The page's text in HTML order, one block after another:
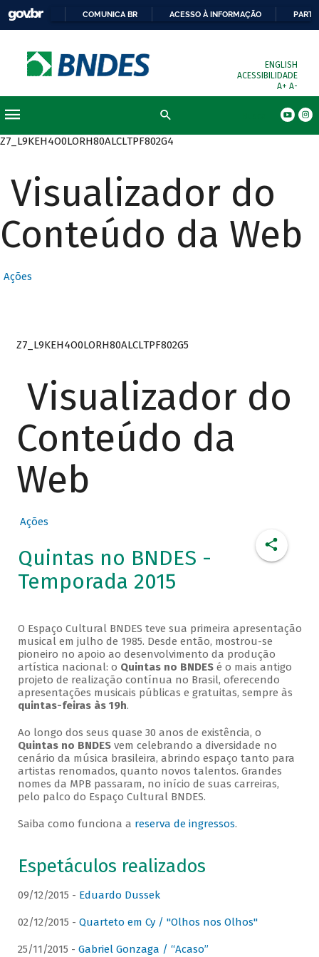
COMUNICA BR ACESSO À INFORMAÇÃO
ENGLISH
ACESSIBILIDADE
A+ A-
Z7_L9KEH4O0LORH80ALCLTPF802G4
Visualizador do
Conteúdo da Web
Ações
Z7_L9KEH4O0LORH80ALCLTPF802G5
Visualizador do
Conteúdo da
Web
Ações
Quintas no BNDES -
Temporada 2015
O Espaço Cultural BNDES teve sua primeira apresentação
musical em julho de 1985. Desde então, mostrou-se
pioneiro no apoio ao desenvolvimento da produção
artística nacional: o Quintas no BNDESé o mais antigo
projeto de realização contínua no Brasil, oferecendo
apresentações musicais públicas e gratuitas, sempre às
quintas-feiras às 19h.
Ao longo dos seus quase 30 anos de existência, o
Quintas no BNDESvem celebrando a diversidade no
cenário da música brasileira, abrindo espaço tanto para
artistas renomados, quanto novos talentos. Grandes
nomes da MPB passaram, no início de suas carreiras,
pelo palco do Espaço Cultural BNDES.
Saiba como funciona a reserva de ingressos.
Espetáculos realizados
09/12/2015 - Eduardo Dussek
02/12/2015 - Quarteto em Cy / "Olhos nos Olhos"
25/11/2015 - Gabriel Gonzaga / “Acaso”